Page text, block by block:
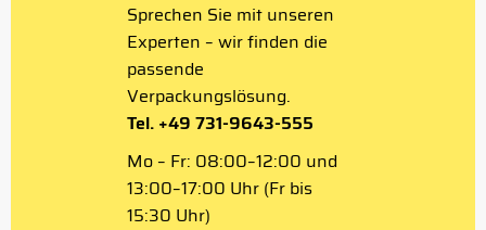
Sprechen Sie mit unseren
Experten – wir finden die
passende
Verpackungslösung.
Tel. +49 731-9643-555
Mo – Fr: 08:00–12:00 und
13:00–17:00 Uhr (Fr bis
15:30 Uhr)